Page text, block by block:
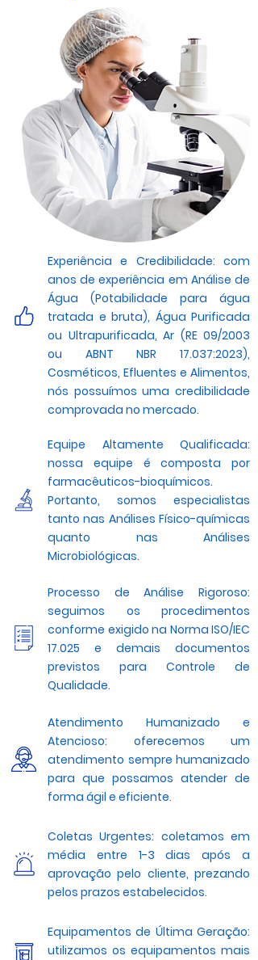
Experiência e Credibilidade: com
anos de experiência em Análise de
Água (Potabilidade para água
tratada e bruta), Água Purificada
ou Ultrapurificada, Ar (RE 09/2003
ou ABNT NBR 17.037:2023),
Cosméticos, Efluentes e Alimentos,
nós possuímos uma credibilidade
comprovada no mercado.
Equipe Altamente Qualificada:
nossa equipe é composta por
farmacêuticos-bioquímicos.
Portanto, somos especialistas
tanto nas Análises Físico-químicas
quanto nas Análises
Microbiológicas.
Processo de Análise Rigoroso:
seguimos os procedimentos
conforme exigido na Norma ISO/IEC
17.025 e demais documentos
previstos para Controle de
Qualidade.
Atendimento Humanizado e
Atencioso: oferecemos um
atendimento sempre humanizado
para que possamos atender de
forma ágil e eficiente.
Coletas Urgentes: coletamos em
média entre 1-3 dias após a
aprovação pelo cliente, prezando
pelos prazos estabelecidos.
Equipamentos de Última Geração:
utilizamos os equipamentos mais